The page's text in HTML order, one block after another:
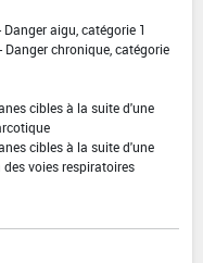
aigu, catégorie 1
chronique, catégorie
cibles à la suite d'une
cibles à la suite d'une
voies respiratoires